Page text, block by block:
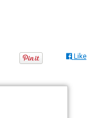
Like